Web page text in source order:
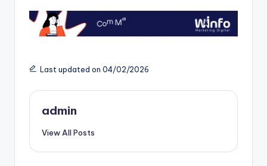
Last updated on 04/02/2026
admin
View All Posts